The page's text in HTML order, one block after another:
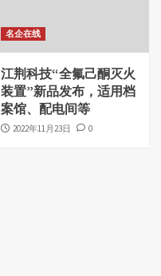
名企在线
江荆科技“全氟己酮灭火
装置”新品发布，适用档
案馆、配电间等
2022年11月23日 0